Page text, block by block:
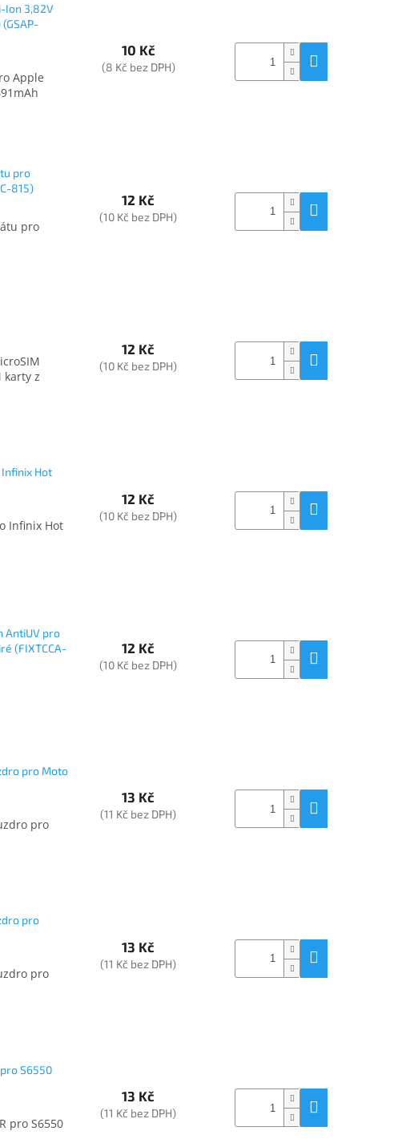
Ion 3,82V
Apple
10 Kč
(8 Kč bez DPH)
pro
815)
pro
12 Kč
(10 Kč bez DPH)
karty z
12 Kč
(10 Kč bez DPH)
Hot
Infinix Hot
12 Kč
(10 Kč bez DPH)
AntiUV pro
(FIXTCCA-
12 Kč
(10 Kč bez DPH)
pro Moto
pro
13 Kč
(11 Kč bez DPH)
pro
pro
13 Kč
(11 Kč bez DPH)
pro S6550
pro S6550
13 Kč
(11 Kč bez DPH)